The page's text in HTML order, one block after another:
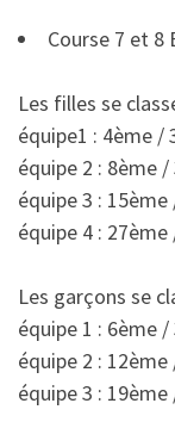
Course 7 et 8
Les filles se
équipe1 : 4ème /
équipe 2 : 8ème /
équipe 3 : 15ème
équipe 4 : 27ème
Les garçons se
équipe 1 : 6ème /
équipe 2 : 12ème
équipe 3 : 19ème